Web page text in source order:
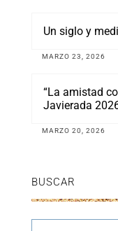
Un siglo y
MARZO 23, 2026
“La amistad
Javierada
MARZO 20, 2026
BUSCAR